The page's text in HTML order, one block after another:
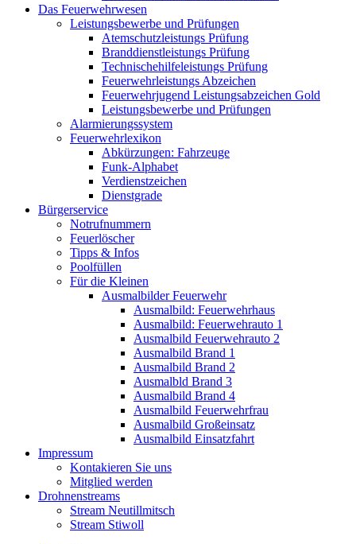
Das Feuerwehrwesen
Leistungsbewerbe und Prüfungen
Atemschutzleistungs Prüfung
Branddienstleistungs Prüfung
Technischehilfeleistungs Prüfung
Feuerwehrleistungs Abzeichen
Feuerwehrjugend Leistungsabzeichen Gold
Leistungsbewerbe und Prüfungen
Alarmierungssystem
Feuerwehrlexikon
Abkürzungen: Fahrzeuge
Funk-Alphabet
Verdienstzeichen
Dienstgrade
Bürgerservice
Notrufnummern
Feuerlöscher
Tipps & Infos
Poolfüllen
Für die Kleinen
Ausmalbilder Feuerwehr
Ausmalbild: Feuerwehrhaus
Ausmalbild: Feuerwehrauto 1
Ausmalbild Feuerwehrauto 2
Ausmalbild Brand 1
Ausmalbild Brand 2
Ausmalbld Brand 3
Ausmalbild Brand 4
Ausmalbild Feuerwehrfrau
Ausmalbild Großeinsatz
Ausmalbild Einsatzfahrt
Impressum
Kontakieren Sie uns
Mitglied werden
Drohnenstreams
Stream Neutillmitsch
Stream Stiwoll